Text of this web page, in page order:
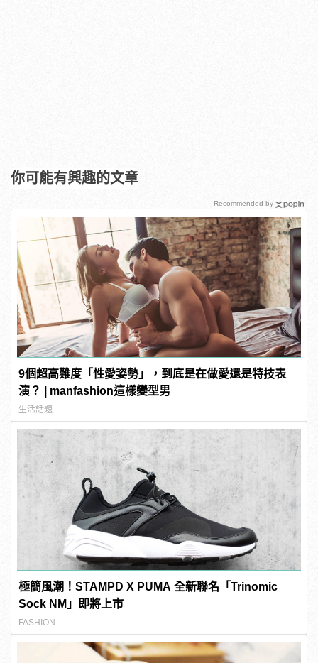
你可能有興趣的文章
9個超高難度「性愛姿勢」，到底是在做愛還是特技表
演？ | manfashion這樣變型男
生活話題
極簡風潮！STAMPD X PUMA 全新聯名「Trinomic
Sock NM」即將上市
FASHION
Recommended by